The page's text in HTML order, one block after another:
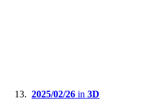
2025/02/26 in 3D